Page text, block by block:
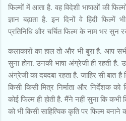
फिल्मों में आता है. वह विदेशी भाषाओं की
ज्ञान बढ़ाता है. इन दिनों वे हिंदी फिल्में
प्रतिनिधि और चर्चित फिल्म के नाम भर सुन
कलाकारों का हाल तो और भी बुरा है. आप
सुना होगा. उनकी भाषा अंग्रेजी ही रहती है.
अंग्रेजी का दबदबा रहता है. जाहिर सी बात है
किसी किसी मित्र निर्माता और निर्देशक
कोई फिल्म ही होती है. मैंने नहीं सुना कि
को भी किसी साहित्यिक कृति पर फिल्म बनाने